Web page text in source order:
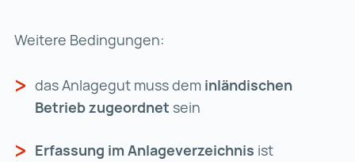
Weitere Bedingungen:
das Anlagegut muss dem inländischen
Betrieb zugeordnet sein
Erfassung im Anlageverzeichnis ist